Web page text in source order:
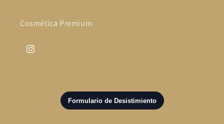
Cosmética Premium
Instagram